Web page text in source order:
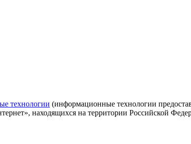
технологии (информационные технологии
находящихся на территории Российской